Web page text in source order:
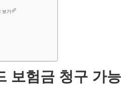
보기
보험금 청구 가능